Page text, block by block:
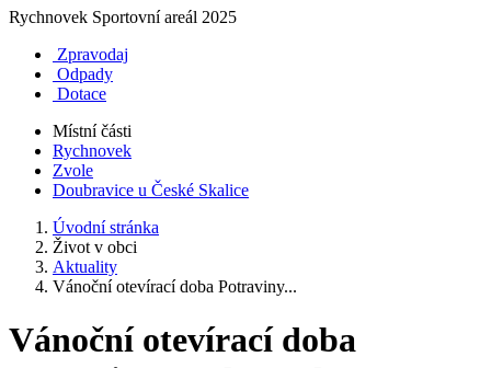
Rychnovek Sportovní areál 2025
Zpravodaj
Odpady
Dotace
Místní části
Rychnovek
Zvole
Doubravice u České Skalice
Úvodní stránka
Život v obci
Aktuality
Vánoční otevírací doba Potraviny...
Vánoční otevírací doba